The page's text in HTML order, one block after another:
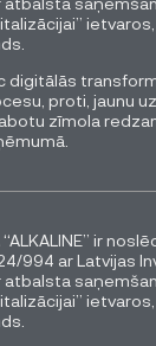
digitālās
proti, jaunu
zīmola
“ALKALINE” ir
994 ar Latvijas
atbalsta